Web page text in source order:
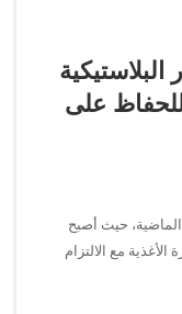
البلاستيكية
على
حيث أصبح
مع الالتزام
والبلاستيكية قراراً